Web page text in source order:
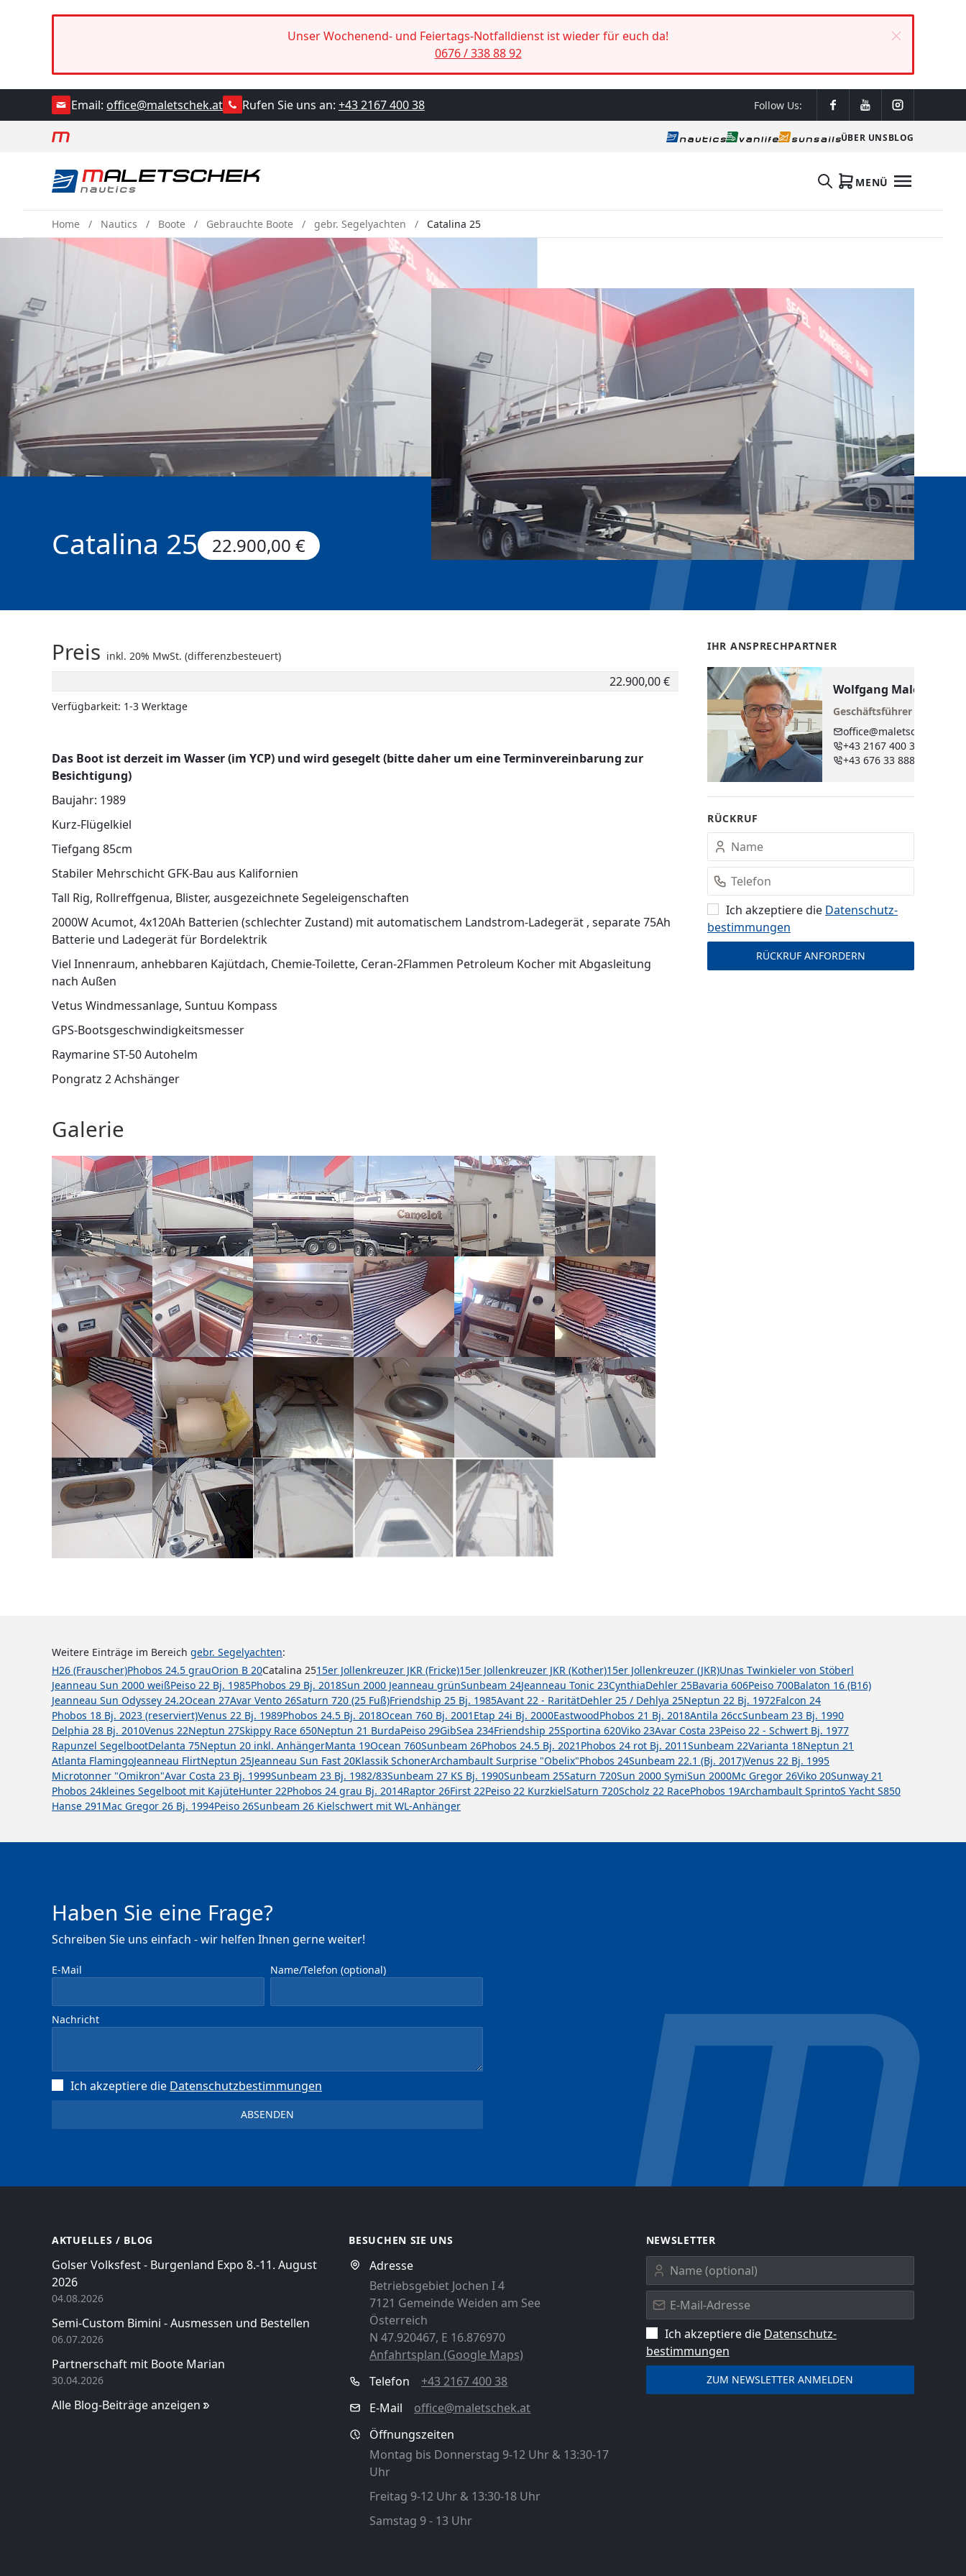
Unser Wochenend- und Feiertags-Notfalldienst ist wieder für euch da!
0676 / 338 88 92
Email: office@maletschek.at Rufen Sie uns an: +43 2167 400 38 Follow Us:
ÜBER UNSBLOG
MENÜ
Home Nautics Boote Gebrauchte Boote gebr. Segelyachten Catalina 25
Catalina 25 22.900,00 €
Preis inkl. 20% MwSt. (differenzbesteuert)
22.900,00 €
Verfügbarkeit: 1-3 Werktage
Das Boot ist derzeit im Wasser (im YCP) und wird gesegelt (bitte daher um eine Terminvereinbarung zur
Besichtigung)
Baujahr: 1989
Kurz-Flügelkiel
Tiefgang 85cm
Stabiler Mehrschicht GFK-Bau aus Kalifornien
Tall Rig, Rollreffgenua, Blister, ausgezeichnete Segeleigenschaften
2000W Acumot, 4x120Ah Batterien (schlechter Zustand) mit automatischem Landstrom-Ladegerät , separate 75Ah
Batterie und Ladegerät für Bordelektrik
Viel Innenraum, anhebbaren Kajütdach, Chemie-Toilette, Ceran-2Flammen Petroleum Kocher mit Abgasleitung
nach Außen
Vetus Windmessanlage, Suntuu Kompass
GPS-Bootsgeschwindigkeitsmesser
Raymarine ST-50 Autohelm
Pongratz 2 Achshänger
Galerie
IHR ANSPRECHPARTNER
Wolfgang Maletschek
Geschäftsführer
office@maletschek.at
+43 2167 400 38 - 250
+43 676 33 888 89
RÜCKRUF
Ich akzeptiere die Datenschutz­
bestimmungen
Weitere Einträge im Bereich gebr. Segelyachten:
H26 (Frauscher)Phobos 24.5 grauOrion B 20Catalina 2515er Jollenkreuzer JKR (Fricke)15er Jollenkreuzer JKR (Kother)15er Jollenkreuzer (JKR)Unas Twinkieler von Stöberl
Jeanneau Sun 2000 weißPeiso 22 Bj. 1985Phobos 29 Bj. 2018Sun 2000 Jeanneau grünSunbeam 24Jeanneau Tonic 23CynthiaDehler 25Bavaria 606Peiso 700Balaton 16 (B16)
Jeanneau Sun Odyssey 24.2Ocean 27Avar Vento 26Saturn 720 (25 Fuß)Friendship 25 Bj. 1985Avant 22 - RaritätDehler 25 / Dehlya 25Neptun 22 Bj. 1972Falcon 24
Phobos 18 Bj. 2023 (reserviert)Venus 22 Bj. 1989Phobos 24.5 Bj. 2018Ocean 760 Bj. 2001 Etap 24i Bj. 2000EastwoodPhobos 21 Bj. 2018Antila 26ccSunbeam 23 Bj. 1990
Delphia 28 Bj. 2010Venus 22Neptun 27Skippy Race 650Neptun 21 BurdaPeiso 29GibSea 234Friendship 25Sportina 620Viko 23Avar Costa 23Peiso 22 - Schwert Bj. 1977
Rapunzel SegelbootDelanta 75Neptun 20 inkl. AnhängerManta 19Ocean 760Sunbeam 26Phobos 24.5 Bj. 2021 Phobos 24 rot Bj. 2011Sunbeam 22Varianta 18Neptun 21
Atlanta FlamingoJeanneau FlirtNeptun 25Jeanneau Sun Fast 20Klassik SchonerArchambault Surprise "Obelix"Phobos 24Sunbeam 22.1 (Bj. 2017)Venus 22 Bj. 1995
Microtonner "Omikron"Avar Costa 23 Bj. 1999Sunbeam 23 Bj. 1982/83Sunbeam 27 KS Bj. 1990Sunbeam 25Saturn 720Sun 2000 SymiSun 2000Mc Gregor 26Viko 20Sunway 21
Phobos 24kleines Segelboot mit KajüteHunter 22Phobos 24 grau Bj. 2014Raptor 26First 22Peiso 22 KurzkielSaturn 720Scholz 22 RacePhobos 19Archambault SprintoS Yacht S850
Hanse 291 Mac Gregor 26 Bj. 1994Peiso 26Sunbeam 26 Kielschwert mit WL-Anhänger
Haben Sie eine Frage?
Schreiben Sie uns einfach - wir helfen Ihnen gerne weiter!
E-Mail Name/Telefon (optional)
Nachricht
Ich akzeptiere die Datenschutz­bestimmungen
AKTUELLES / BLOG
Golser Volksfest - Burgenland Expo 8.-11. August
2026
04.08.2026
Semi-Custom Bimini - Ausmessen und Bestellen
06.07.2026
Partnerschaft mit Boote Marian
30.04.2026
Alle Blog-Beiträge anzeigen
BESUCHEN SIE UNS
Adresse
Betriebsgebiet Jochen I 4
7121 Gemeinde Weiden am See
Österreich
N 47.920467, E 16.876970
Anfahrtsplan (Google Maps)
Telefon
+43 2167 400 38
E-Mail
office@maletschek.at
Öffnungszeiten
Montag bis Donnerstag 9-12 Uhr & 13:30-17
Uhr
Freitag 9-12 Uhr & 13:30-18 Uhr
Samstag 9 - 13 Uhr
NEWSLETTER
Ich akzeptiere die Datenschutz­
bestimmungen